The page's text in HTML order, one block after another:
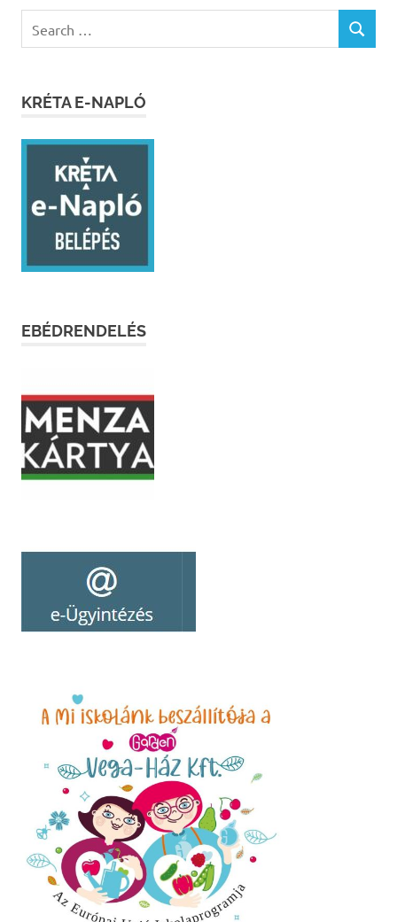
for:
SEARCH
KRÉTA E-NAPLÓ
EBÉDRENDELÉS